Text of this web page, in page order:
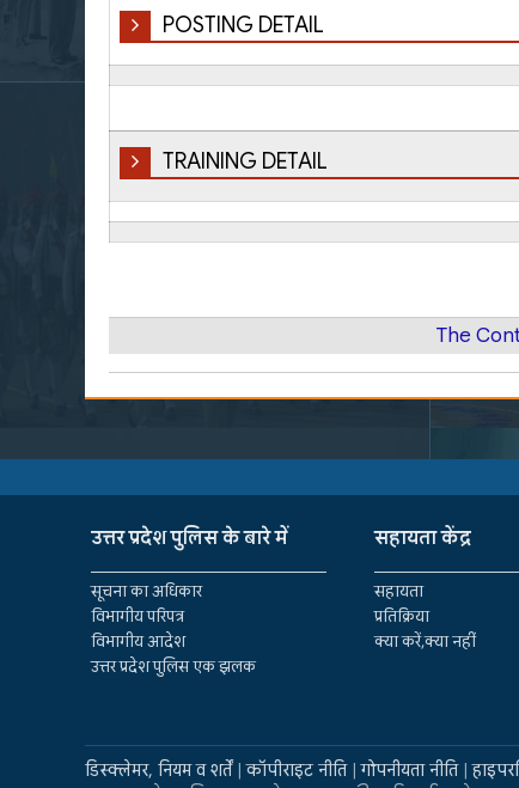
POSTING DETAIL
TRAINING DETAIL
The
उत्तर प्रदेश पुलिस के बारे में
सूचना का अधिकार
विभागीय परिपत्र
विभागीय आदेश
उत्तर प्रदेश पुलिस एक झलक
सहायता केंद्र
सहायता
प्रतिक्रिया
क्या करें,क्या नहीं
डिस्क्लेमर, नियम व शर्तें|कॉपीराइट नीति|गोपनीयता नीति|